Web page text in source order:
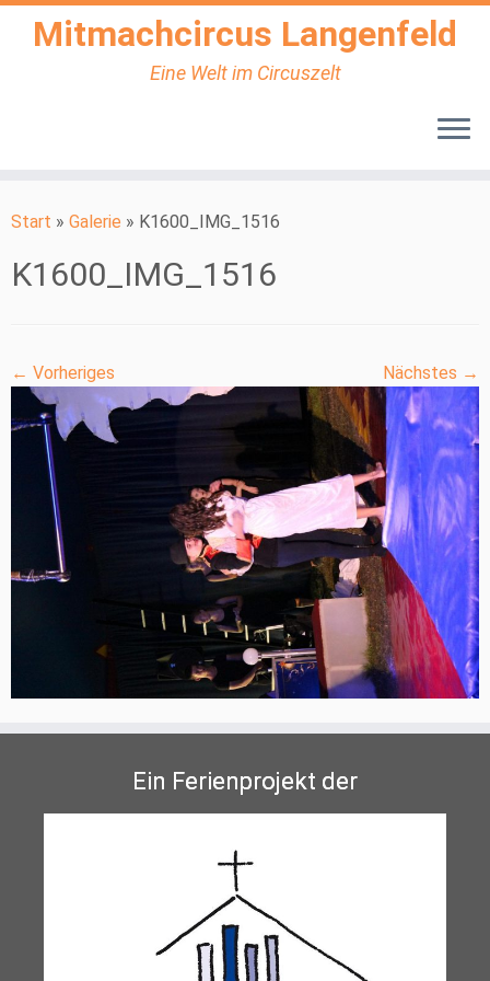
Inhalt
Mitmachcircus Langenfeld
Eine Welt im Circuszelt
Start » Galerie » K1600_IMG_1516
K1600_IMG_1516
← Vorheriges Nächstes →
Ein Ferienprojekt der